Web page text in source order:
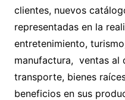
clientes, nuevos
representadas en la
entretenimiento,
manufactura, ventas al
transporte, bienes
beneficios en sus